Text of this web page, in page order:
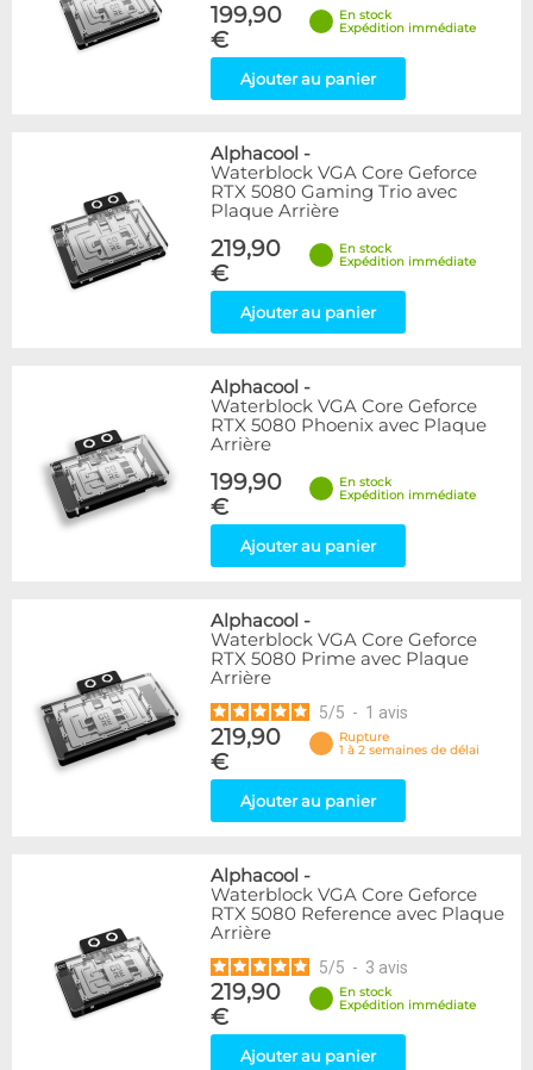
199,90
€
En stock
Expédition immédiate
Ajouter au panier
Alphacool -
Waterblock VGA Core Geforce
RTX 5080 Gaming Trio avec
Plaque Arrière
219,90
€
En stock
Expédition immédiate
Ajouter au panier
Alphacool -
Waterblock VGA Core Geforce
RTX 5080 Phoenix avec Plaque
Arrière
199,90
€
En stock
Expédition immédiate
Ajouter au panier
Alphacool -
Waterblock VGA Core Geforce
RTX 5080 Prime avec Plaque
Arrière
5/5 - 1 avis
219,90
€
Rupture
1 à 2 semaines de délai
Ajouter au panier
Alphacool -
Waterblock VGA Core Geforce
RTX 5080 Reference avec Plaque
Arrière
5/5 - 3 avis
219,90
€
En stock
Expédition immédiate
Ajouter au panier